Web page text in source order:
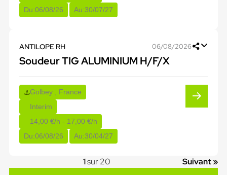
Du:06/08/26 Au:30/07/27
ANTILOPE RH 06/08/2026
Soudeur TIG ALUMINIUM H/F/X
Golbey , France
Interim
14,00 €/h - 17,00 €/h
Du:06/08/26 Au:30/04/27
1sur 20
Suivant »